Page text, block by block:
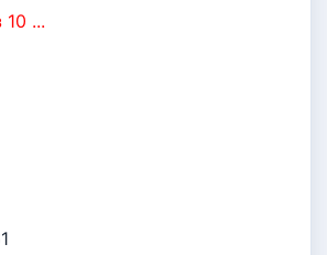
...